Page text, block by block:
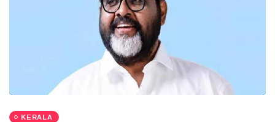
KERALA